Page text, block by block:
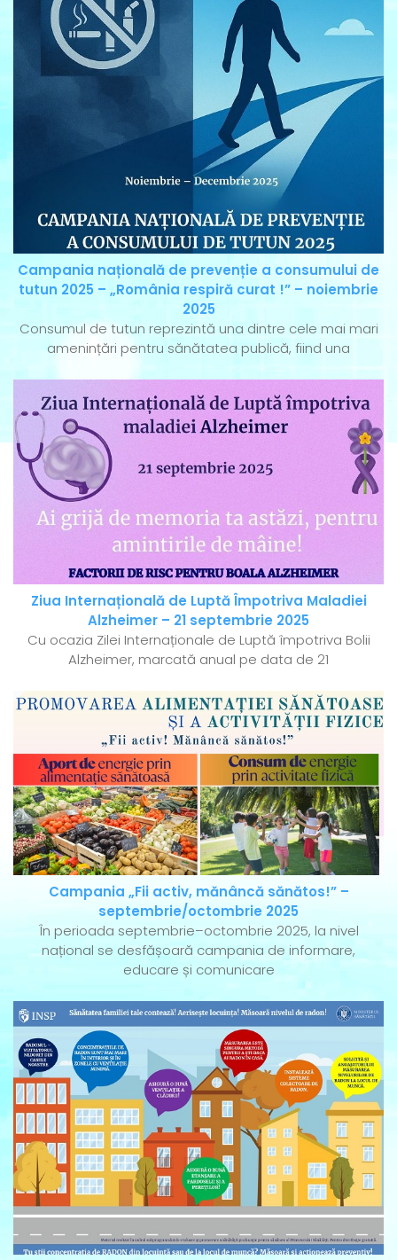
Campania națională de prevenție a consumului de
tutun 2025 – „România respiră curat !” – noiembrie
2025
Consumul de tutun reprezintă una dintre cele mai mari
amenințări pentru sănătatea publică, fiind una
Ziua Internațională de Luptă Împotriva Maladiei
Alzheimer – 21 septembrie 2025
Cu ocazia Zilei Internaționale de Luptă împotriva Bolii
Alzheimer, marcată anual pe data de 21
Campania „Fii activ, mănâncă sănătos!” –
septembrie/octombrie 2025
În perioada septembrie–octombrie 2025, la nivel
național se desfășoară campania de informare,
educare și comunicare